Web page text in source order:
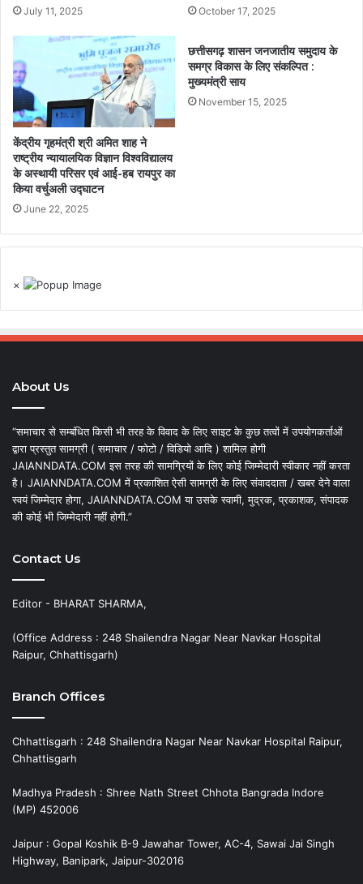
July 11, 2025 October 17, 2025
केंद्रीय गृहमंत्री श्री अमित शाह ने
राष्ट्रीय न्यायालयिक विज्ञान विश्वविद्यालय
के अस्थायी परिसर एवं आई-हब रायपुर का
किया वर्चुअली उद्घाटन
June 22, 2025
छत्तीसगढ़ शासन जनजातीय समुदाय के
समग्र विकास के लिए संकल्पित :
मुख्यमंत्री साय
November 15, 2025
×
About Us
“समाचार से सम्बंधित किसी भी तरह के विवाद के लिए साइट के कुछ तत्वों में उपयोगकर्ताओं
द्वारा प्रस्तुत सामग्री ( समाचार / फोटो / विडियो आदि ) शामिल होगी
JAIANNDATA.COM इस तरह की सामग्रियों के लिए कोई जिम्मेदारी स्वीकार नहीं करता
है। JAIANNDATA.COM में प्रकाशित ऐसी सामग्री के लिए संवाददाता / खबर देने वाला
स्वयं जिम्मेदार होगा, JAIANNDATA.COM या उसके स्वामी, मुद्रक, प्रकाशक, संपादक
की कोई भी जिम्मेदारी नहीं होगी.”
Contact Us
Editor - BHARAT SHARMA,
(Office Address : 248 Shailendra Nagar Near Navkar Hospital
Raipur, Chhattisgarh)
Branch Offices
Chhattisgarh : 248 Shailendra Nagar Near Navkar Hospital Raipur,
Chhattisgarh
Madhya Pradesh : Shree Nath Street Chhota Bangrada Indore
(MP) 452006
Jaipur : Gopal Koshik B-9 Jawahar Tower, AC-4, Sawai Jai Singh
Highway, Banipark, Jaipur-302016